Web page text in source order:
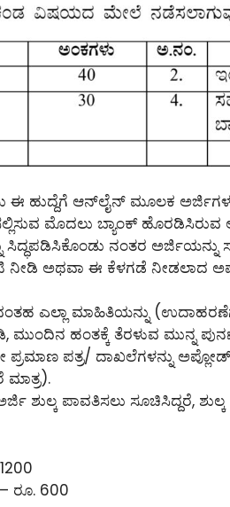
ಈ ಹುದ್ದೆಗೆ ಆನ್‌ಲೈನ್‌ ಮೂಲಕ
ಮೊದಲು ಬ್ಯಾಂಕ್
ಸಿದ್ಧಪಡಿಸಿಕೊಂಡು ನಂತರ ಅರ್ಜಿಯನ್ನು
ನೀಡಿ ಅಥವಾ ಈ ಕೆಳಗಡೆ ನೀಡಲಾದ
ಎಲ್ಲಾ ಮಾಹಿತಿಯನ್ನು
ಮುಂದಿನ ಹಂತಕ್ಕೆ ತೆರಳುವ ಮುನ್ನ
ಪ್ರಮಾಣ ಪತ್ರ/ ದಾಖಲೆಗಳನ್ನು
ಶುಲ್ಕ ಪಾವತಿಸಲು ಸೂಚಿಸಿದ್ದರೆ,
ರೂ. 600